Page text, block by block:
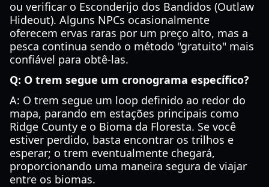
ou verificar o Esconderijo dos Bandidos (Outlaw
Hideout). Alguns NPCs ocasionalmente
oferecem ervas raras por um preço alto, mas a
pesca continua sendo o método "gratuito" mais
confiável para obtê-las.
Q: O trem segue um cronograma específico?
A: O trem segue um loop definido ao redor do
mapa, parando em estações principais como
Ridge County e o Bioma da Floresta. Se você
estiver perdido, basta encontrar os trilhos e
esperar; o trem eventualmente chegará,
proporcionando uma maneira segura de viajar
entre os biomas.